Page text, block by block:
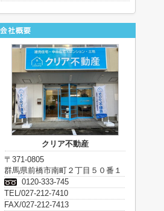
クリア不動産
〒371-0805
群馬県前橋市南町２丁目５０番１
0120-333-745
TEL/027-212-7410
FAX/027-212-7413